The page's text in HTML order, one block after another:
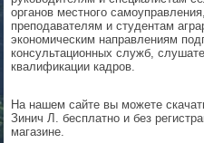
органов местного
преподавателям и студентам
экономическим направлениям
консультационных служб,
квалификации кадров.
На нашем сайте вы можете
Зинич Л. бесплатно и без
магазине.